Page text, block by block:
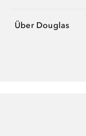
Über Douglas